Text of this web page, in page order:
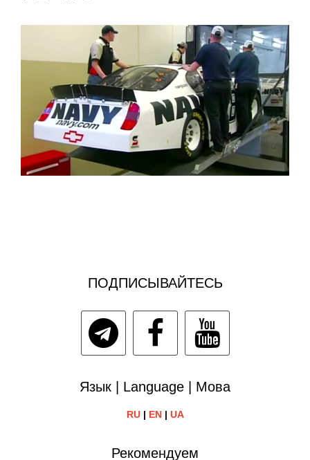
ПОДПИСЫВАЙТЕСЬ
Язык | Language | Мова
RU| EN| UA
Рекомендуем